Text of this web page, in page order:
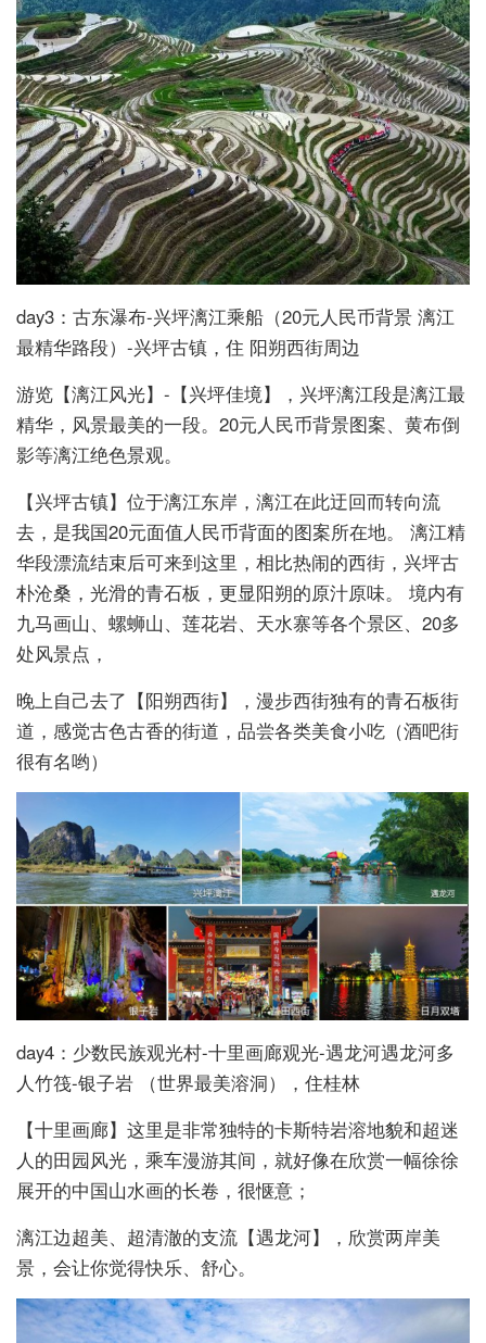
day3：古东瀑布-兴坪漓江乘船（20元人民币背景 漓江
最精华路段）-兴坪古镇，住 阳朔西街周边
游览【漓江风光】-【兴坪佳境】，兴坪漓江段是漓江最
精华，风景最美的一段。20元人民币背景图案、黄布倒
影等漓江绝色景观。
【兴坪古镇】位于漓江东岸，漓江在此迂回而转向流
去，是我国20元面值人民币背面的图案所在地。 漓江精
华段漂流结束后可来到这里，相比热闹的西街，兴坪古
朴沧桑，光滑的青石板，更显阳朔的原汁原味。 境内有
九马画山、螺蛳山、莲花岩、天水寨等各个景区、20多
处风景点，
晚上自己去了【阳朔西街】，漫步西街独有的青石板街
道，感觉古色古香的街道，品尝各类美食小吃（酒吧街
很有名哟）
day4：少数民族观光村-十里画廊观光-遇龙河遇龙河多
人竹筏-银子岩 （世界最美溶洞），住桂林
【十里画廊】这里是非常独特的卡斯特岩溶地貌和超迷
人的田园风光，乘车漫游其间，就好像在欣赏一幅徐徐
展开的中国山水画的长卷，很惬意；
漓江边超美、超清澈的支流【遇龙河】，欣赏两岸美
景，会让你觉得快乐、舒心。